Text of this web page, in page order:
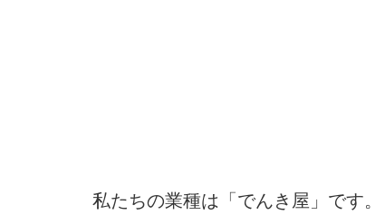
私たちの業種は「でんき屋」です。